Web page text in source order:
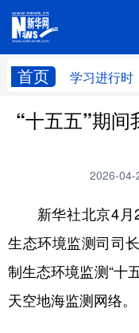
首页 学习进行时
学习进行时
科技 科
文化
“十五五”期间
2026-04-
新华社北京4月
生态环境监测司司
制生态环境监测“十
天空地海监测网络。